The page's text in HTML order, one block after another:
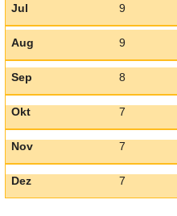
Jul 9
Aug 9
Sep 8
Okt 7
Nov 7
Dez 7